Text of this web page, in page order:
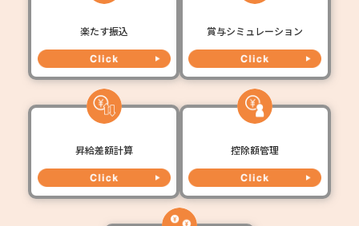
楽たす振込 賞与シミュレーション
昇給差額計算 控除額管理